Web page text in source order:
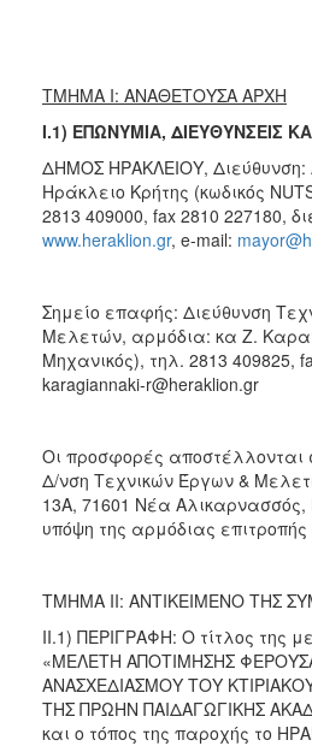
2013
ΤΟΠΟΣ
ΠΟΛΙΤΙΣΜΟΣ
ΑΝΘΕΚΤΙΚΗ
ΠΟΛΗ
ΤΜΗΜΑ I: ΑΝΑΘΕΤΟΥΣΑ ΑΡΧΗ
I.1) ΕΠΩΝΥΜΙΑ, ΔΙΕΥΘΥΝΣΕΙΣ
ΔΗΜΟΣ ΗΡΑΚΛΕΙΟΥ, Διεύθυνση:
Ηράκλειο Κρήτης (κωδικός
2813 409000, fax 2810 227180,
www.heraklion.gr, e-mail:
Σημείo επαφής: Διεύθυνση
Μελετών, αρμόδια: κα Ζ.
Μηχανικός), τηλ. 2813 409825,
karagiannaki-r@heraklion.gr
Οι προσφορές αποστέλλονται
Δ/νση Τεχνικών Έργων &
13Α, 71601 Νέα Αλικαρνασσός,
υπόψη της αρμόδιας
ΤΜΗΜΑ II: ΑΝΤΙΚΕΙΜΕΝΟ ΤΗΣ
II.1) ΠΕΡΙΓΡΑΦΗ: Ο τίτλος της
«ΜΕΛΕΤΗ ΑΠΟΤΙΜΗΣΗΣ
ΑΝΑΣΧΕΔΙΑΣΜΟΥ ΤΟΥ
ΤΗΣ ΠΡΩΗΝ ΠΑΙΔΑΓΩΓΙΚΗΣ
και ο τόπος της παροχής το